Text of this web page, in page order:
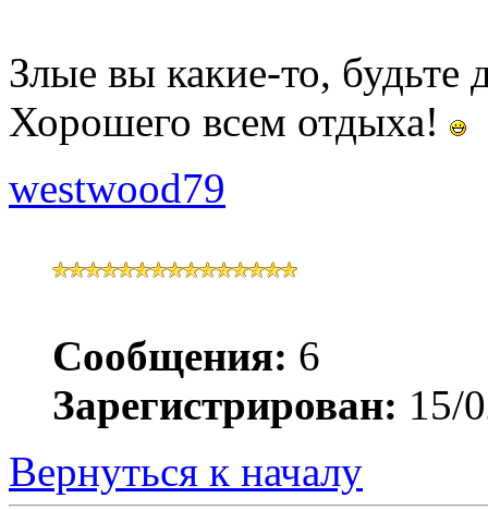
Злые вы какие-то, будьте
Хорошего всем отдыха!
westwood79
Сообщения: 6
Зарегистрирован: 15/
Вернуться к началу